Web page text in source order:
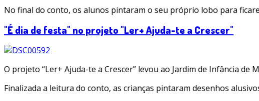
No final do conto, os alunos pintaram o seu próprio lobo para
"É dia de festa" no projeto "Ler+ Ajuda-te a Crescer"
O projeto “Ler+ Ajuda-te a Crescer” levou ao Jardim de Infância de
Finalizada a leitura do conto, as crianças pintaram desenhos